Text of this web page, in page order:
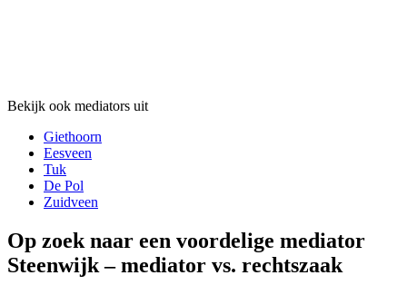
Bekijk ook mediators uit
Giethoorn
Eesveen
Tuk
De Pol
Zuidveen
Op zoek naar een voordelige mediator
Steenwijk – mediator vs. rechtszaak